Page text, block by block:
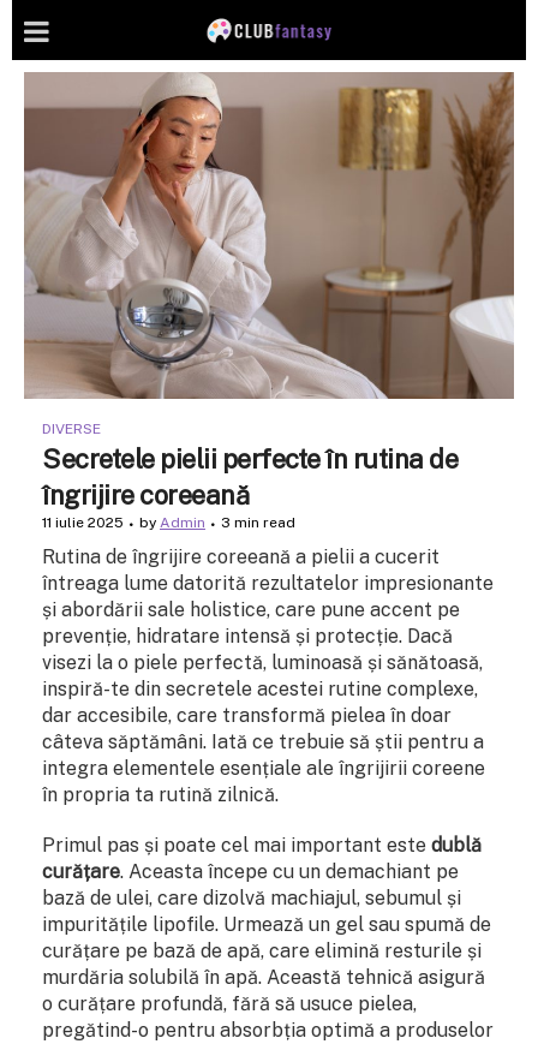
DIVERSE
Secretele pielii perfecte în rutina de
îngrijire coreeană
11 iulie 2025 by Admin 3 min read
Rutina de îngrijire coreeană a pielii a cucerit
întreaga lume datorită rezultatelor impresionante
și abordării sale holistice, care pune accent pe
prevenție, hidratare intensă și protecție. Dacă
visezi la o piele perfectă, luminoasă și sănătoasă,
inspiră-te din secretele acestei rutine complexe,
dar accesibile, care transformă pielea în doar
câteva săptămâni. Iată ce trebuie să știi pentru a
integra elementele esențiale ale îngrijirii coreene
în propria ta rutină zilnică.
Primul pas și poate cel mai important este dublă
curățare. Aceasta începe cu un demachiant pe
bază de ulei, care dizolvă machiajul, sebumul și
impuritățile lipofile. Urmează un gel sau spumă de
curățare pe bază de apă, care elimină resturile și
murdăria solubilă în apă. Această tehnică asigură
o curățare profundă, fără să usuce pielea,
pregătind-o pentru absorbția optimă a produselor